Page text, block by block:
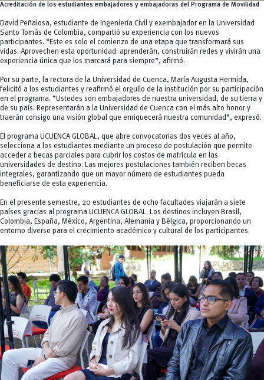
Acreditación de los estudiantes embajadores y embajadoras del Programa de Movilidad
David Peñalosa, estudiante de Ingeniería Civil y exembajador en la Universidad
Santo Tomás de Colombia, compartió su experiencia con los nuevos
participantes. “Este es solo el comienzo de una etapa que transformará sus
vidas. Aprovechen esta oportunidad: aprenderán, construirán redes y vivirán una
experiencia única que los marcará para siempre”, afirmó.
Por su parte, la rectora de la Universidad de Cuenca, María Augusta Hermida,
felicitó a los estudiantes y reafirmó el orgullo de la institución por su participación
en el programa. “Ustedes son embajadores de nuestra universidad, de su tierra y
de su país. Representarán a la Universidad de Cuenca con el más alto honor y
traerán consigo una visión global que enriquecerá nuestra comunidad”, expresó.
El programa UCUENCA GLOBAL, que abre convocatorias dos veces al año,
selecciona a los estudiantes mediante un proceso de postulación que permite
acceder a becas parciales para cubrir los costos de matrícula en las
universidades de destino. Las mejores postulaciones también reciben becas
integrales, garantizando que un mayor número de estudiantes pueda
beneficiarse de esta experiencia.
En el presente semestre, 20 estudiantes de ocho facultades viajarán a siete
países gracias al programa UCUENCA GLOBAL. Los destinos incluyen Brasil,
Colombia, España, México, Argentina, Alemania y Bélgica, proporcionando un
entorno diverso para el crecimiento académico y cultural de los participantes.